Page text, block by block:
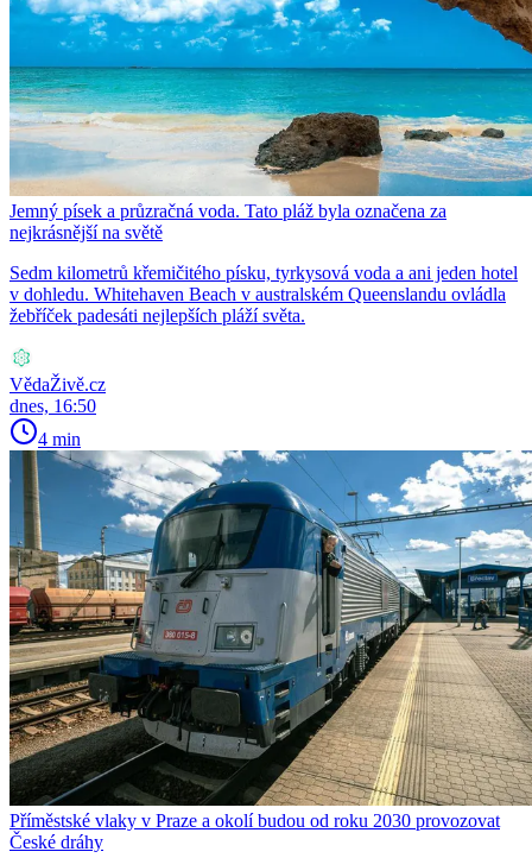
Jemný písek a průzračná voda. Tato pláž byla označena za
nejkrásnější na světě
Sedm kilometrů křemičitého písku, tyrkysová voda a ani jeden hotel
v dohledu. Whitehaven Beach v australském Queenslandu ovládla
žebříček padesáti nejlepších pláží světa.
VědaŽivě.cz
dnes, 16:50
4 min
Příměstské vlaky v Praze a okolí budou od roku 2030 provozovat
České dráhy